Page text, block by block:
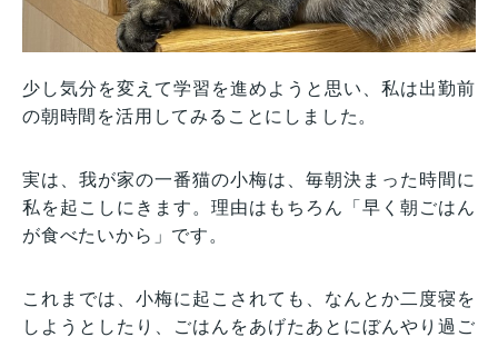
少し気分を変えて学習を進めようと思い、私は出勤前
の朝時間を活用してみることにしました。
実は、我が家の一番猫の小梅は、毎朝決まった時間に
私を起こしにきます。理由はもちろん「早く朝ごはん
が食べたいから」です。
これまでは、小梅に起こされても、なんとか二度寝を
しようとしたり、ごはんをあげたあとにぼんやり過ご